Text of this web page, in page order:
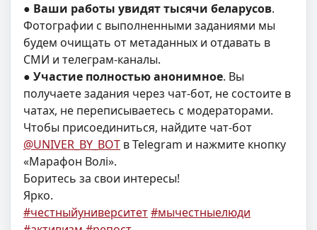
● Ваши работы увидят тысячи беларусов.
Фотографии с выполненными заданиями мы
будем очищать от метаданных и отдавать в
СМИ и телеграм-каналы.
● Участие полностью анонимное. Вы
получаете задания через чат-бот, не состоите в
чатах, не переписываетесь с модераторами.
Чтобы присоединиться, найдите чат-бот
@UNIVER_BY_BOT в Telegram и нажмите кнопку
«Марафон Волi».
Боритесь за свои интересы!
Ярко.
#честныйуниверситет#мычестныелюди